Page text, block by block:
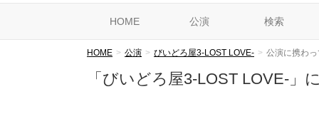
HOME 公演 検索
HOME 公演 びいどろ屋3-LOST LOVE- 公演に携わ
「びいどろ屋3-LOST LOVE-」